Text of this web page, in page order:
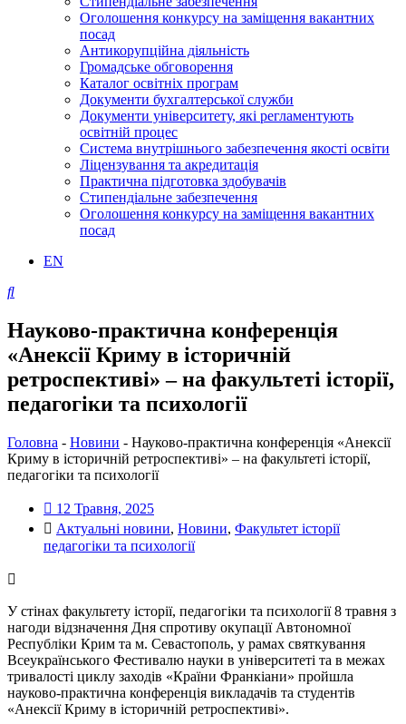
Оголошення конкурсу на заміщення вакантних
посад
Антикорупційна діяльність
Громадське обговорення
Каталог освітніх програм
Документи бухгалтерської служби
Документи університету, які регламентують
освітній процес
Система внутрішнього забезпечення якості освіти
Ліцензування та акредитація
Практична підготовка здобувачів
Стипендіальне забезпечення
Оголошення конкурсу на заміщення вакантних
посад
EN
Науково-практична конференція
«Анексії Криму в історичній
ретроспективі» – на факультеті історії,
педагогіки та психології
Головна - Новини - Науково-практична конференція «Анексії
Криму в історичній ретроспективі» – на факультеті історії,
педагогіки та психології
12 Травня, 2025
Актуальні новини, Новини, Факультет історії
педагогіки та психології
У стінах факультету історії, педагогіки та психології 8 травня з
нагоди відзначення Дня спротиву окупації Автономної
Республіки Крим та м. Севастополь, у рамах святкування
Всеукраїнського Фестивалю науки в університеті та в межах
тривалості циклу заходів «Країни Франкіани» пройшла
науково-практична конференція викладачів та студентів
«Анексії Криму в історичній ретроспективі».